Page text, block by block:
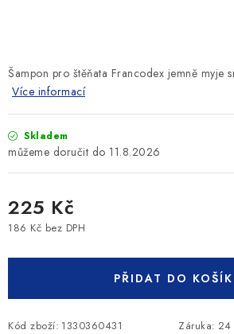
Podmínky ochrany osobních údajů
Šampon pro štěňata Francodex jemně myje
Více informací
Skladem
11.8.2026
225 Kč
186 Kč bez DPH
PŘIDAT DO
Kód zboží: 1330360431 Záruka: 24